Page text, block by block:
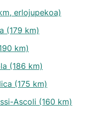
erlojupekoa)
(179 km)
km)
(186 km)
(175 km)
Ascoli (160 km)